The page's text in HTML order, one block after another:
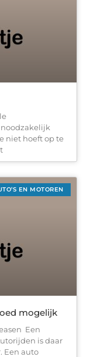
niet hoeft op te
EN MOTOREN
mogelijk
Een
is daar
Een auto